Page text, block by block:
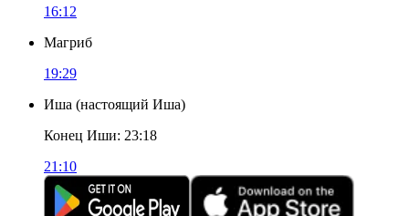
16:12
Магриб
19:29
Иша (настоящий Иша)
Конец Иши: 23:18
21:10